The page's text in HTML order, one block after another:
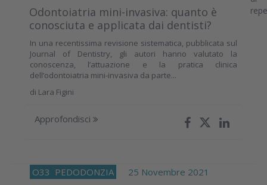
Odontoiatria mini-invasiva: quanto è
conosciuta e applicata dai dentisti?
In una recentissima revisione sistematica, pubblicata sul
Journal of Dentistry, gli autori hanno valutato la
conoscenza, l’attuazione e la pratica clinica
dell’odontoiatria mini-invasiva da parte...
di Lara Figini
Approfondisci
O33 PEDODONZIA 25 Novembre 2021